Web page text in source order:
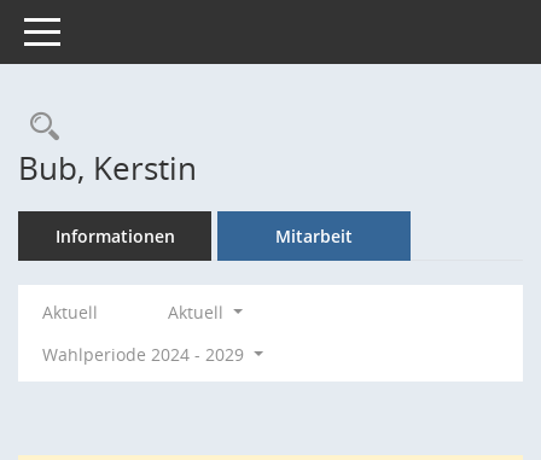
Toggle navigation
Rechercheauswahl
Bub, Kerstin
Informationen Mitarbeit
Aktuell
Aktuell
Wahlperiode 2024 - 2029